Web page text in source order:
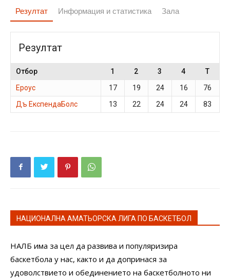
Резултат Информация и статистика Зала
Резултат
Отбор 1 2 3 4
T
Ероус
17 19 24 16
76
Дъ ЕкспендаБолс
13 22 24 24 83
НАЦИОНАЛНА АМАТЬОРСКА ЛИГА ПО БАСКЕТБОЛ
НАЛБ има за цел да развива и популяризира
баскетбола у нас, както и да допринася за
удоволствието и обединението на баскетболното ни